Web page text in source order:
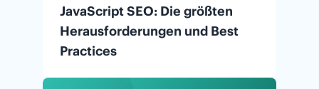
JavaScript SEO: Die größten
Herausforderungen und Best
Practices